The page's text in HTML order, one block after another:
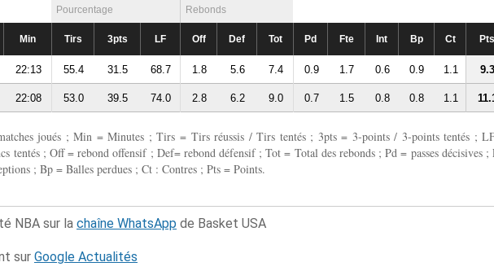
Pourcentage Rebonds
Min Tirs 3pts LF Off Def Tot Pd Fte Int Bp Ct Pts
22:13 55.4 31.5 68.7 1.8 5.6 7.4 0.9 1.7 0.6 0.9 1.1 9.3
22:08 53.0 39.5 74.0 2.8 6.2 9.0 0.7 1.5 0.8 0.8 1.1
joués ; Min = Minutes ; Tirs = Tirs réussis / Tirs tentés ; 3pts = 3-points / 3-points tentés ;
tentés ; Off = rebond offensif ; Def= rebond défensif ; Tot = Total des rebonds ; Pd = passes décisives ;
; Bp = Balles perdues ; Ct : Contres ; Pts = Points.
NBA sur la chaîne WhatsApp de Basket USA
sur Google Actualités